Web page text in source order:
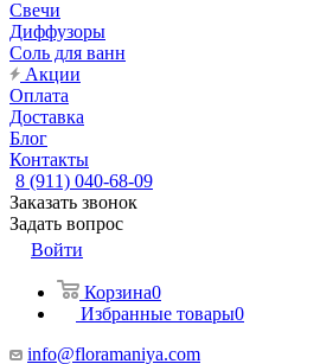
Свечи
Диффузоры
Соль для ванн
Акции
Оплата
Доставка
Блог
Контакты
8 (911) 040-68-09
Заказать звонок
Задать вопрос
Войти
Корзина0
Избранные товары0
info@floramaniya.com